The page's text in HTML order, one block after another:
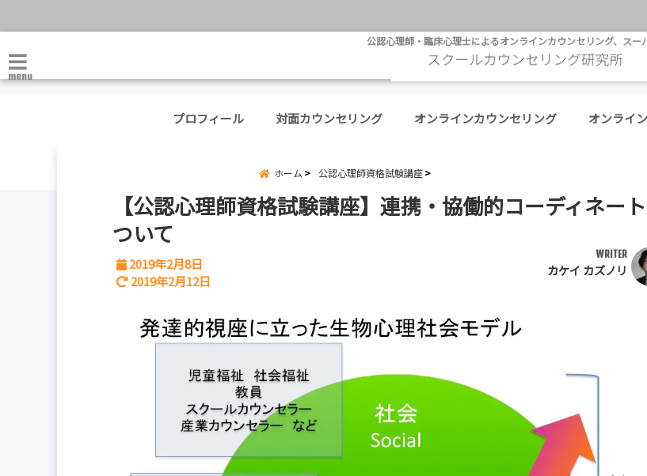
公認心理師・臨床心理士によるオンラインカウンセリング、スー
menu
プロフィール 対面カウンセリング オンラインカウンセリング オンライ
ホーム 公認心理師資格試験講座
【公認心理師資格試験講座】連携・協働的コーディネー
ついて
2019年2月8日
2019年2月12日
WRITER
カケイ カズノリ